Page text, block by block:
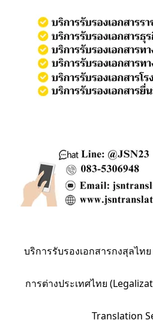
บริการรับรองเอกสารกงสุลไท
การต่างประเทศไทย
Translation